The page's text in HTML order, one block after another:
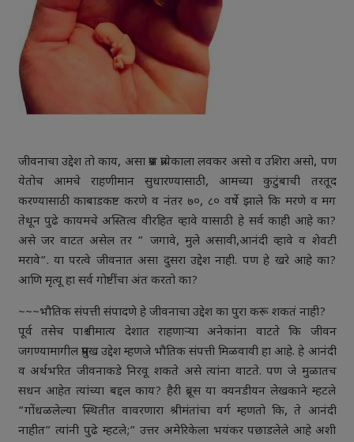
जीवनाचा उद्देश तो काय, असा प्रश्न प्रत्येकाला लवकर असो व उशिरा असो, पण
येतोच आमचे राहणीमान सुधारण्यासाठी, आमच्या कुटुंबाची तरतूद
करण्यासाठी काबाडकष्ट करणे व नंतर ७०, ८० वर्षे झाले कि मरणे व मग
तेथून पुढे कायमचे अस्तित्व वीरहित व्हावे यासाठी हे सर्व काही आहे का?
असे जर वाटत असेल तर ” जगावे, मुले असावी,आनंदी व्हावे व शेवटी
मरावे”. या परत्वे जीवनात असा दुसरा उद्देश नाही. पण हे खरे आहे का?
आणि मृत्यू हा सर्व गोष्टींचा अंत करतो का?
~~~भौतिक संपत्ती संपादणे हे जीवनाचा उद्देश का पुरा करू शकतं नाही?
पूर्व तसेच पाश्चीमात्य देशात राहणाऱ्या अनेकांना वाटते कि जीवन
जगण्यामागील प्रमुख उद्देश म्हणजे भौतिक संपत्ती मिळवावी हा आहे. हे आनंदी
व अर्थभरित जीवनाकडे निरवू शकते असे त्यांना वाटते. पण जे मुळातच
सधन आहेत त्यांच्या बद्दल काय? हैरी ब्रूस या क्यनडीयन लेखकाने म्हटले
”गोंधळलेल्या स्थितीत वावरणारा श्रीमंतांचा वर्ग म्हणतो कि, ते आनंदी
नाहीत” त्यांनी पुढे म्हटले;” उत्तर अमेरिकेला भयंकर पछाडलेले आहे अशी